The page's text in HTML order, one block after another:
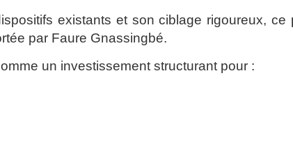
existants et son ciblage rigoureux, ce
par Faure Gnassingbé.
un investissement structurant pour :